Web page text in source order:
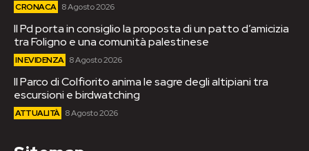
CRONACA 8 Agosto 2026
Il Pd porta in consiglio la proposta di un patto d’amicizia
tra Foligno e una comunità palestinese
IN EVIDENZA 8 Agosto 2026
Il Parco di Colfiorito anima le sagre degli altipiani tra
escursioni e birdwatching
ATTUALITÀ 8 Agosto 2026